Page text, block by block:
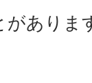
がありま